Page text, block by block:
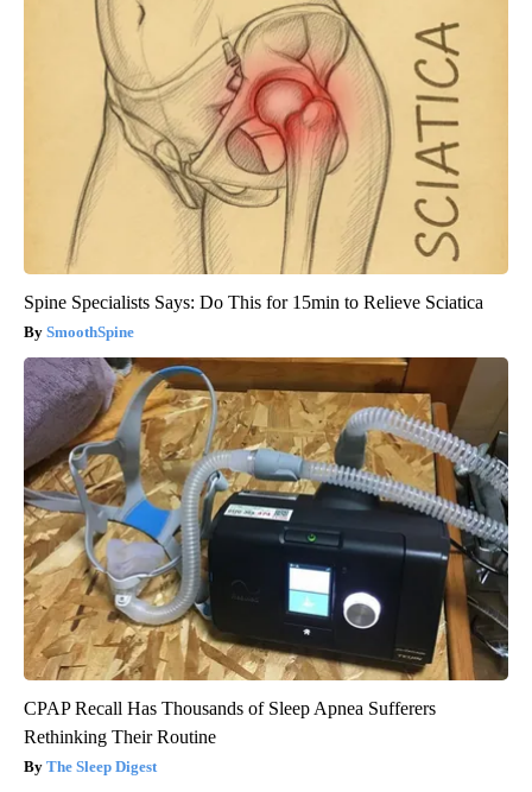
Spine Specialists Says: Do This for 15min to Relieve Sciatica
SmoothSpine
CPAP Recall Has Thousands of Sleep Apnea Sufferers
Rethinking Their Routine
The Sleep Digest